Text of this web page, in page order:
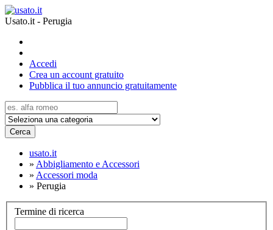
Usato.it - Perugia
Accedi
Crea un account gratuito
Pubblica il tuo annuncio gratuitamente
Cerca
usato.it
» Abbigliamento e Accessori
» Accessori moda
» Perugia
Termine di ricerca